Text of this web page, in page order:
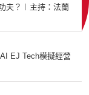
夫？︱主持：法蘭
EJ Tech模擬經營